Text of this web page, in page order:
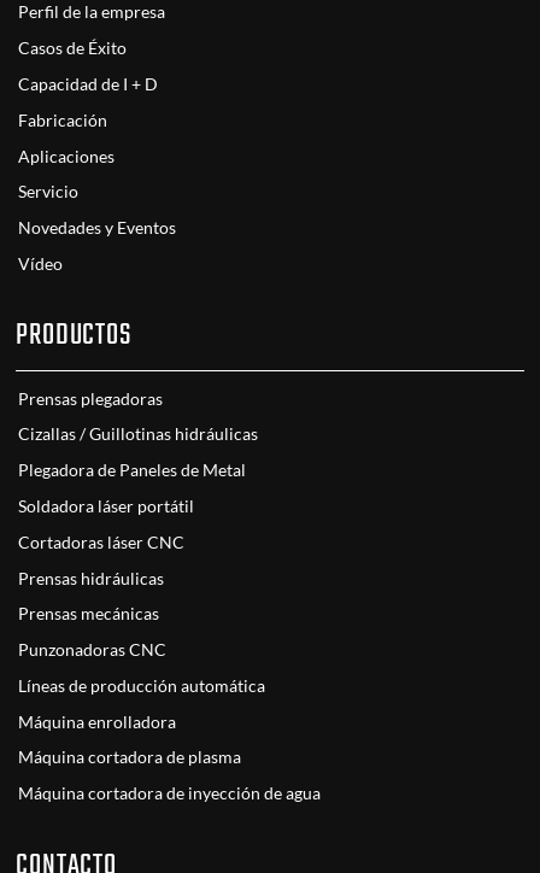
Perfil de la empresa
Casos de Éxito
Capacidad de I + D
Fabricación
Aplicaciones
Servicio
Novedades y Eventos
Vídeo
PRODUCTOS
Prensas plegadoras
Cizallas / Guillotinas hidráulicas
Plegadora de Paneles de Metal
Soldadora láser portátil
Cortadoras láser CNC
Prensas hidráulicas
Prensas mecánicas
Punzonadoras CNC
Líneas de producción automática
Máquina enrolladora
Máquina cortadora de plasma
Máquina cortadora de inyección de agua